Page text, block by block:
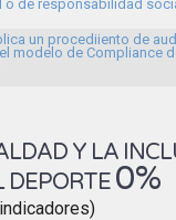
o de responsabilidad
un procediiento de
modelo de Compliance
Y LA
DEPORTE 0%